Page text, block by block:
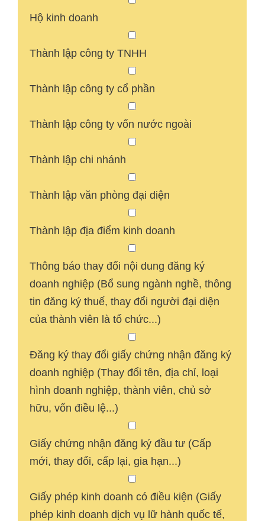
Hộ kinh doanh
Thành lập công ty TNHH
Thành lập công ty cổ phần
Thành lập công ty vốn nước ngoài
Thành lập chi nhánh
Thành lập văn phòng đại diện
Thành lập địa điểm kinh doanh
Thông báo thay đổi nội dung đăng ký
doanh nghiệp (Bổ sung ngành nghề, thông
tin đăng ký thuế, thay đổi người đại diện
của thành viên là tổ chức...)
Đăng ký thay đổi giấy chứng nhận đăng ký
doanh nghiệp (Thay đổi tên, địa chỉ, loại
hình doanh nghiệp, thành viên, chủ sở
hữu, vốn điều lệ...)
Giấy chứng nhận đăng ký đầu tư (Cấp
mới, thay đổi, cấp lại, gia hạn...)
Giấy phép kinh doanh có điều kiện (Giấy
phép kinh doanh dịch vụ lữ hành quốc tế,